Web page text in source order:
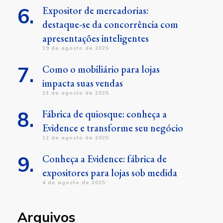
Expositor de mercadorias:
destaque-se da concorrência com
apresentações inteligentes
19 de agosto de 2025
Como o mobiliário para lojas
impacta suas vendas
13 de agosto de 2025
Fábrica de quiosque: conheça a
Evidence e transforme seu negócio
12 de agosto de 2025
Conheça a Evidence: fábrica de
expositores para lojas sob medida
4 de agosto de 2025
Arquivos